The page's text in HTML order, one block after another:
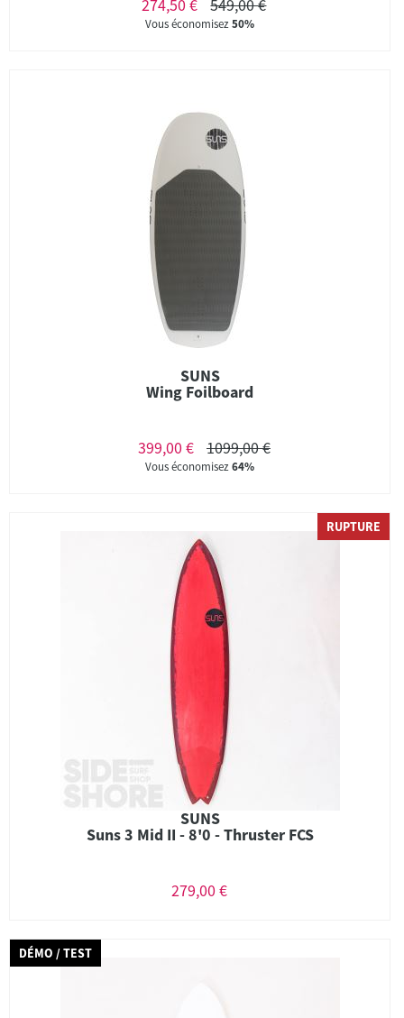
274,50 € 549,00 €
Vous économisez50%
SUNS
Wing Foilboard
399,00 € 1099,00 €
Vous économisez64%
RUPTURE
SUNS
Suns 3 Mid II - 8'0 - Thruster FCS
279,00 €
DÉMO / TEST